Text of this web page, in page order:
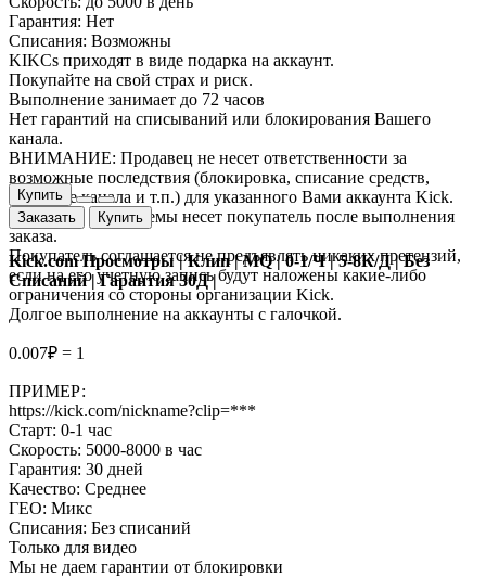
Гарантия: Нет
Списания: Возможны
KIKCs приходят в виде подарка на аккаунт.
Покупайте на свой страх и риск.
Выполнение занимает до 72 часов
Нет гарантий на списываний или блокирования Вашего
канала.
ВНИМАНИЕ: Продавец не несет ответственности за
возможные последствия (блокировка, списание средств,
закрытие канала и т.п.) для указанного Вами аккаунта Kick.
Все риски и проблемы несет покупатель после выполнения
заказа.
Покупатель соглашается не предъявлять никаких претензий,
если на его учетную запись будут наложены какие-либо
ограничения со стороны организации Kick.
Долгое выполнение на аккаунты с галочкой.
Купить
Заказать
Купить
Kick.com Просмотры | Клип | MQ | 0-1/Ч | 5-8К/Д | Без
Списаний | Гарантия 30Д |
0.007₽ = 1
ПРИМЕР:
https://kick.com/nickname?clip=***
Старт: 0-1 час
Скорость: 5000-8000 в час
Гарантия: 30 дней
Качество: Среднее
ГЕО: Микс
Списания: Без списаний
Только для видео
Мы не даем гарантии от блокировки